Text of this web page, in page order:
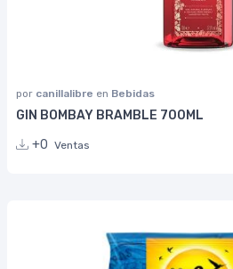
por canillalibre en Bebidas
GIN BOMBAY BRAMBLE 700ML
+0 Ventas